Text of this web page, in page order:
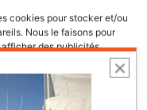
cookies pour stocker et/ou
Nous le faisons pour
afficher des publicités
nous autorisera à
de navigation ou les ID
ou de retirer son
fonctonnalités et